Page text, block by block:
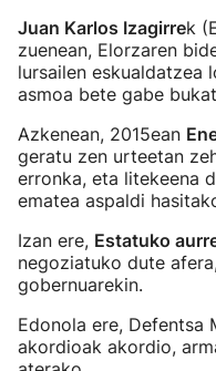
Juan Karlos Izagirrek
zuenean, Elorzaren
lursailen eskualdatzea
asmoa bete gabe
Azkenean, 2015ean
geratu zen urteetan
erronka, eta litekeena
ematea aspaldi
Izan ere, Estatuko
negoziatuko dute
gobernuarekin.
Edonola ere, Defentsa
akordioak akordio,